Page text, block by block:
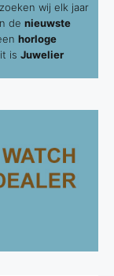
wij elk jaar
de nieuwste
horloge
is Juwelier